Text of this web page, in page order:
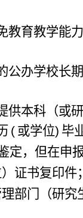
教育教学能
公办学校长
供本科（或
( 或学位) 毕
定，但在申
证书复印件；
部门（研